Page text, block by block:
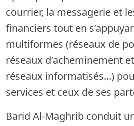
courrier, la messagerie et
financiers tout en
multiformes (réseaux de
réseaux d’acheminement
réseaux informatisés...)
services et ceux de ses
Barid Al-Maghrib conduit